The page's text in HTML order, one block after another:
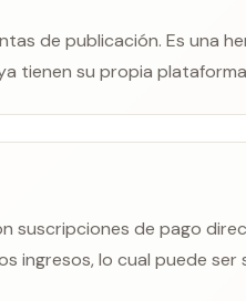
de publicación. Es una
tienen su propia
suscripciones de pago
ingresos, lo cual puede ser